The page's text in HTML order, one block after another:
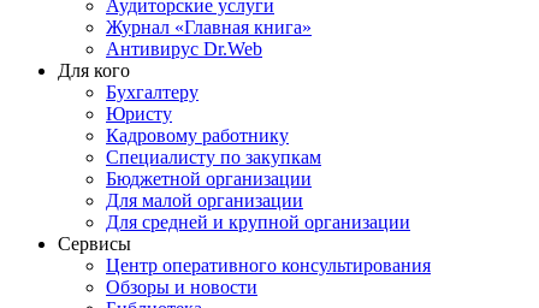
Аудиторские услуги
Журнал «Главная книга»
Антивирус Dr.Web
Для кого
Бухгалтеру
Юристу
Кадровому работнику
Специалисту по закупкам
Бюджетной организации
Для малой организации
Для средней и крупной организации
Сервисы
Центр оперативного консультирования
Обзоры и новости